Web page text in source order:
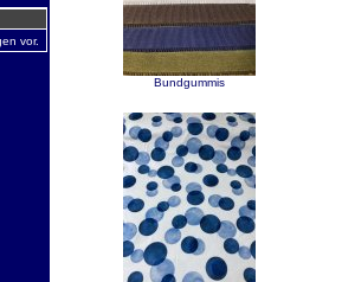
vor.
Bundgummis